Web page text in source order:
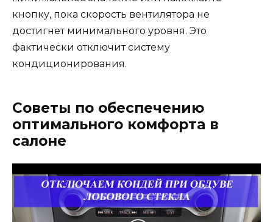
кнопку, пока скорость вентилятора не
достигнет минимального уровня. Это
фактически отключит систему
кондиционирования.
Советы по обеспечению
оптимального комфорта в
салоне